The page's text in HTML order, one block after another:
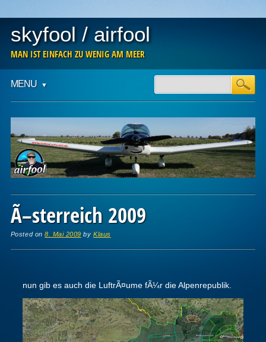
skyfool / airfool
MAN IST EINFACH ZU WENIG AM MEER
Main menu
content
MENU
Ã–sterreich 2009
Posted on8. Mai 2009 byKlaus
nun gib es auch die LuftrÃ¤ume fÃ¼r die Alpenrepublik.